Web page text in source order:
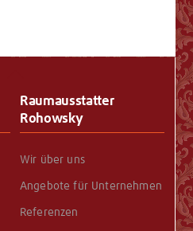
Top
Raumausstatter
Rohowsky
Wir über uns
Angebote für Unternehmen
Referenzen